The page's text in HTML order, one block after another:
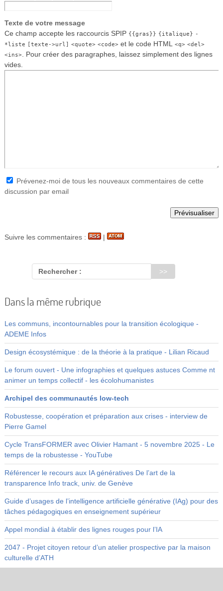
Texte de votre message
Ce champ accepte les raccourcis SPIP {{gras}} {italique} -
*liste [texte->url] <quote> <code>et le code HTML <q> <del>
<ins>. Pour créer des paragraphes, laissez simplement des lignes
vides.
Prévenez-moi de tous les nouveaux commentaires de cette
discussion par email
Suivre les commentaires : |
Rechercher :
Dans la même rubrique
Les communs, incontournables pour la transition écologique -
ADEME Infos
Design écosystémique : de la théorie à la pratique - Lilian Ricaud
Le forum ouvert - Une infographies et quelques astuces Comme nt
animer un temps collectif - les écolohumanistes
Archipel des communautés low-tech
Robustesse, coopération et préparation aux crises - interview de
Pierre Gamel
Cycle TransFORMER avec Olivier Hamant - 5 novembre 2025 - Le
temps de la robustesse - YouTube
Référencer le recours aux IA génératives De l’art de la
transparence Info track, univ. de Genève
Guide d’usages de l’intelligence artificielle générative (IAg) pour des
tâches pédagogiques en enseignement supérieur
Appel mondial à établir des lignes rouges pour l’IA
2047 - Projet citoyen retour d’un atelier prospective par la maison
culturelle d’ATH